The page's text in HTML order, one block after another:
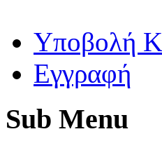
Yποβολή
Εγγραφή
Sub Menu